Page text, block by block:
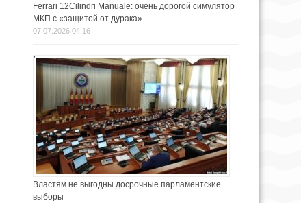
Ferrari 12Cilindri Manuale: очень дорогой симулятор
МКП с «защитой от дурака»
07.07.2026 04:16
Властям не выгодны досрочные парламентские
выборы